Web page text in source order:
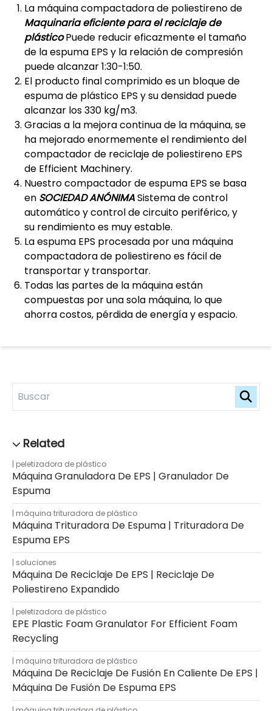
peletizadora de plástico
Máquina Granuladora De EPS | Granulador De
Espuma
máquina trituradora de plástico
Máquina Trituradora De Espuma | Trituradora De
Espuma EPS
soluciones
Máquina De Reciclaje De EPS | Reciclaje De
Poliestireno Expandido
peletizadora de plástico
EPE Plastic Foam Granulator For Efficient Foam
Recycling
máquina trituradora de plástico
Máquina De Reciclaje De Fusión En Caliente De EPS |
Máquina De Fusión De Espuma EPS
La máquina compactadora de poliestireno de
Maquinaria eficiente para el reciclaje de
plásticoPuede reducir eficazmente el tamaño
de la espuma EPS y la relación de compresión
puede alcanzar 1:30-1:50.
El producto final comprimido es un bloque de
espuma de plástico EPS y su densidad puede
alcanzar los 330 kg/m3.
Gracias a la mejora continua de la máquina, se
ha mejorado enormemente el rendimiento del
compactador de reciclaje de poliestireno EPS
de Efficient Machinery.
Nuestro compactador de espuma EPS se basa
en SOCIEDAD ANÓNIMASistema de control
automático y control de circuito periférico, y
su rendimiento es muy estable.
La espuma EPS procesada por una máquina
compactadora de poliestireno es fácil de
transportar y transportar.
Todas las partes de la máquina están
compuestas por una sola máquina, lo que
ahorra costos, pérdida de energía y espacio.